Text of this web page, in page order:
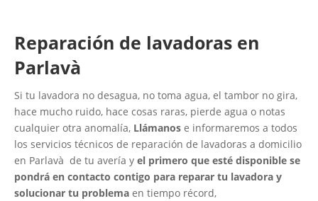
Reparación de lavadoras en
Parlavà
Si tu lavadora no desagua, no toma agua, el tambor no gira,
hace mucho ruido, hace cosas raras, pierde agua o notas
cualquier otra anomalía, Llámanos e informaremos a todos
los servicios técnicos de reparación de lavadoras a domicilio
en Parlavà de tu avería y el primero que esté disponible se
pondrá en contacto contigo para reparar tu lavadora y
solucionar tu problema en tiempo récord,